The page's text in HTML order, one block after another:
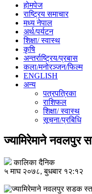
होमपेज
राष्ट्रिय समाचार
मध्य नेपाल
अर्थ/पर्यटन
शिक्षा/ स्वास्थ
कृषि
अन्तर्राष्ट्रिय/प्रबास
कला/मनोरञ्जन/फिल्म
ENGLISH
अन्य
पत्रपत्रिका
राशिफल
शिक्षा/ स्वास्थ
सूचना/प्रबिधि
ज्यामिरेमाने नवलपुर
कालिका दैनिक
५ माघ २०७८, बुधबार १२:१२